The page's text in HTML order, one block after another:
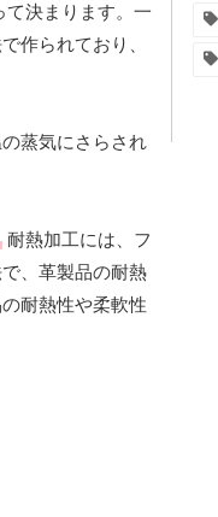
決まります。一
作られており、
蒸気にさらされ
耐熱加工には、フ
、革製品の耐熱
耐熱性や柔軟性